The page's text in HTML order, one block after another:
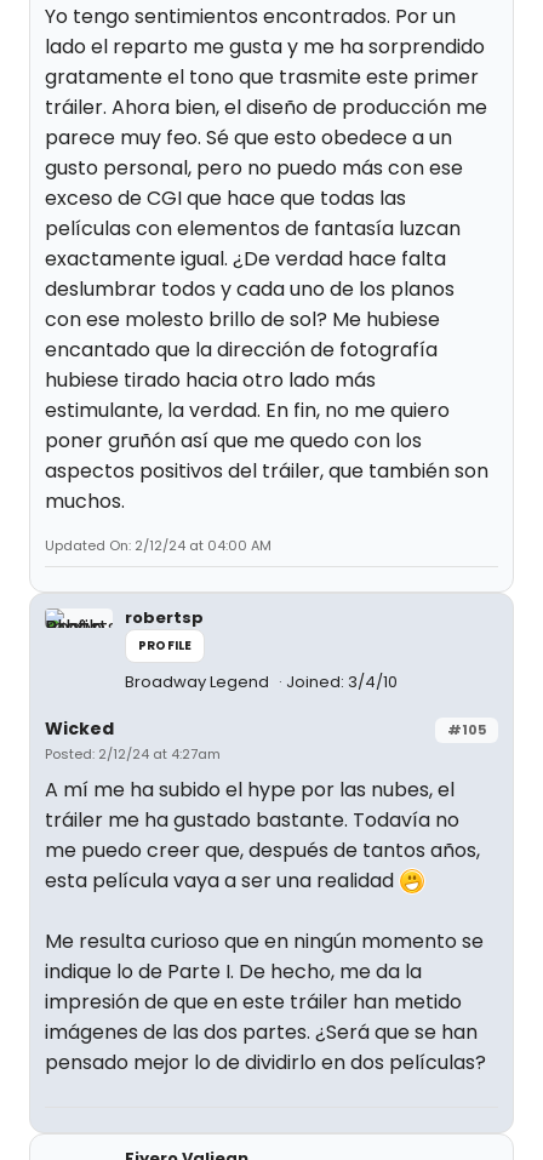
Yo tengo sentimientos encontrados. Por un
lado el reparto me gusta y me ha sorprendido
gratamente el tono que trasmite este primer
tráiler. Ahora bien, el diseño de producción me
parece muy feo. Sé que esto obedece a un
gusto personal, pero no puedo más con ese
exceso de CGI que hace que todas las
películas con elementos de fantasía luzcan
exactamente igual. ¿De verdad hace falta
deslumbrar todos y cada uno de los planos
con ese molesto brillo de sol? Me hubiese
encantado que la dirección de fotografía
hubiese tirado hacia otro lado más
estimulante, la verdad. En fin, no me quiero
poner gruñón así que me quedo con los
aspectos positivos del tráiler, que también son
muchos.
Updated On: 2/12/24 at 04:00 AM
robertsp
PROFILE
Broadway Legend Joined: 3/4/10
#105
Wicked
Posted: 2/12/24 at 4:27am
A mí me ha subido el hype por las nubes, el
tráiler me ha gustado bastante. Todavía no
me puedo creer que, después de tantos años,
esta película vaya a ser una realidad
Me resulta curioso que en ningún momento se
indique lo de Parte I. De hecho, me da la
impresión de que en este tráiler han metido
imágenes de las dos partes. ¿Será que se han
pensado mejor lo de dividirlo en dos películas?